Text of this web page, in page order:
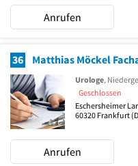
Anrufen
36 Matthias Möckel
Urologe,
Geschlossen
Eschersheimer
60320 Frankfurt
Anrufen